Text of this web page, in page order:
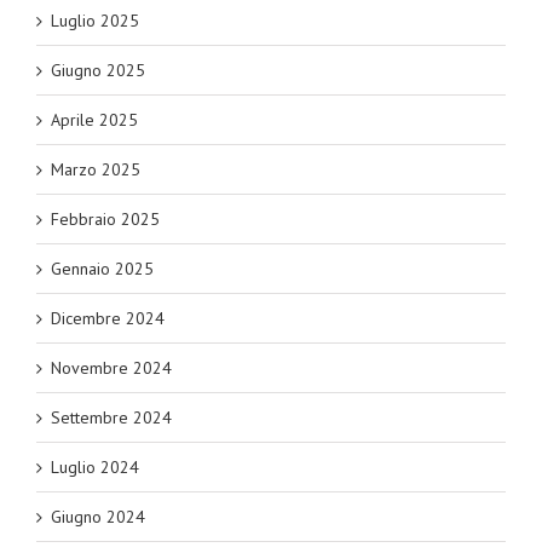
Luglio 2025
Giugno 2025
Aprile 2025
Marzo 2025
Febbraio 2025
Gennaio 2025
Dicembre 2024
Novembre 2024
Settembre 2024
Luglio 2024
Giugno 2024